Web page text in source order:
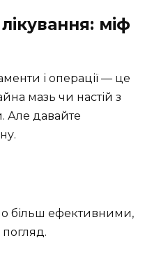
міф
і операції — це
мазь чи настій з
Але давайте
більш ефективними,